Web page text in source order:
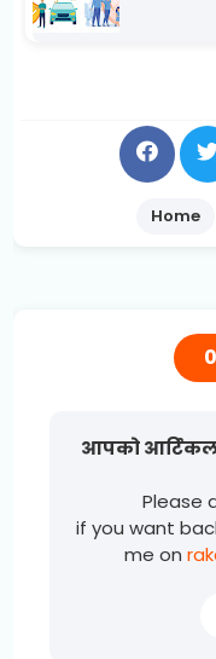
Home
आपको
Please
if you want
me on